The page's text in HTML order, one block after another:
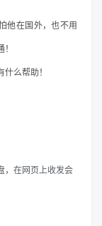
他在国外，也不用
么帮助！
，在网页上收发会